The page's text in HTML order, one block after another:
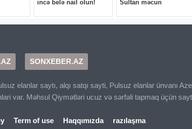
SONXEBER.AZ
elanlar saytı, alqı satqı sayti, Pulsuz elanlar ünvanı
var. Məhsul Qiymətləri ucuz və sərfəli tapmaq üçün
Term of use Haqqımızda
razılaşma